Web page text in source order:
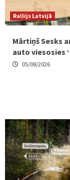
Rallijs Latvijā
Mārtiņš Sesks
auto viesosies
05/08/2026